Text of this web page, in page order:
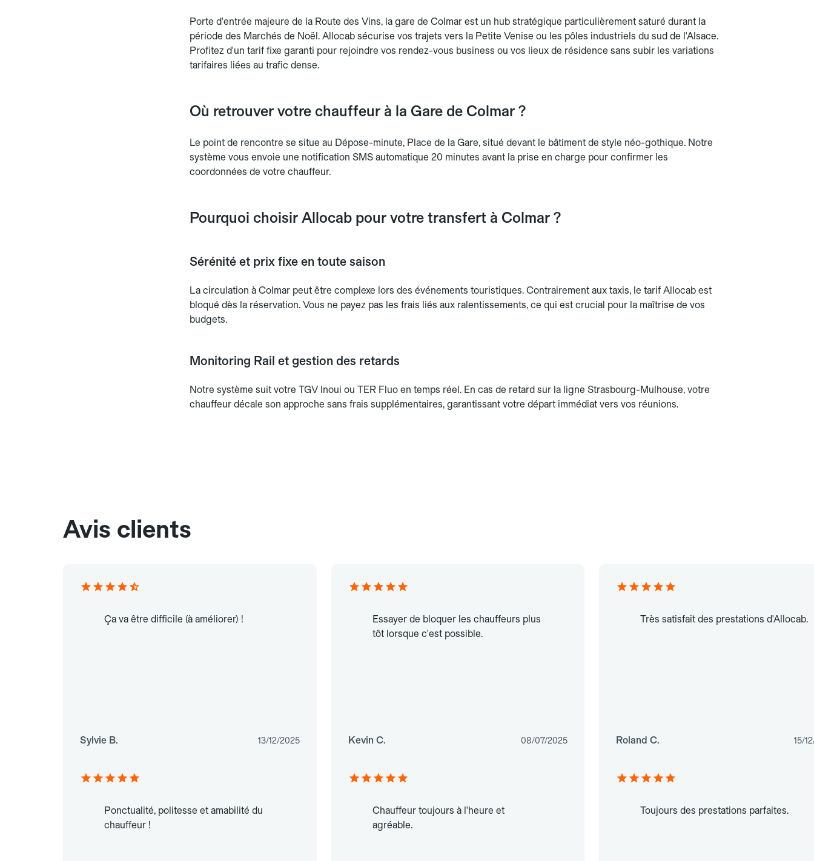
Porte d'entrée majeure de la Route des Vins, la gare de Colmar est un hub stratégique particulièrement saturé durant la
période des Marchés de Noël. Allocab sécurise vos trajets vers la Petite Venise ou les pôles industriels du sud de l'Alsace.
Profitez d'un tarif fixe garanti pour rejoindre vos rendez-vous business ou vos lieux de résidence sans subir les variations
tarifaires liées au trafic dense.
Où retrouver votre chauffeur à la Gare de Colmar ?
Le point de rencontre se situe au Dépose-minute, Place de la Gare, situé devant le bâtiment de style néo-gothique. Notre
système vous envoie une notification SMS automatique 20 minutes avant la prise en charge pour confirmer les
coordonnées de votre chauffeur.
Pourquoi choisir Allocab pour votre transfert à Colmar ?
Sérénité et prix fixe en toute saison
La circulation à Colmar peut être complexe lors des événements touristiques. Contrairement aux taxis, le tarif Allocab est
bloqué dès la réservation. Vous ne payez pas les frais liés aux ralentissements, ce qui est crucial pour la maîtrise de vos
budgets.
Monitoring Rail et gestion des retards
Notre système suit votre TGV Inoui ou TER Fluo en temps réel. En cas de retard sur la ligne Strasbourg-Mulhouse, votre
chauffeur décale son approche sans frais supplémentaires, garantissant votre départ immédiat vers vos réunions.
Avis clients
Ça va être difficile (à améliorer) !
Sylvie B. 13/12/2025
Essayer de bloquer les chauffeurs plus
tôt lorsque c'est possible.
Kevin C. 08/07/2025
Très satisfait des prestations d'Allocab.
Roland C. 15/
Ponctualité, politesse et amabilité du
chauffeur !
Chauffeur toujours à l'heure et
agréable.
Toujours des prestations parfaites.